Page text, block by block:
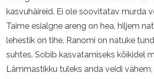
kasvuhäireid. Ei ole soovitatav murda
Taime esialgne areng on hea, hiljem
lehestik on tihe. Ranomi on natuke
suhtes. Sobib kasvatamiseks kõikidel
Lämmastikku tuleks anda veidi